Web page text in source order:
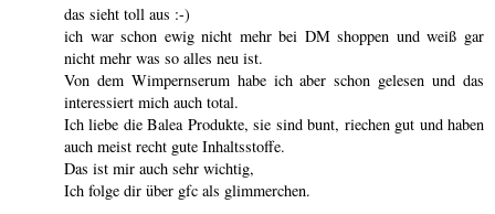
das sieht toll aus :-)
ich war schon ewig nicht mehr bei DM shoppen und weiß gar
nicht mehr was so alles neu ist.
Von dem Wimpernserum habe ich aber schon gelesen und das
interessiert mich auch total.
Ich liebe die Balea Produkte, sie sind bunt, riechen gut und haben
auch meist recht gute Inhaltsstoffe.
Das ist mir auch sehr wichtig,
Ich folge dir über gfc als glimmerchen.